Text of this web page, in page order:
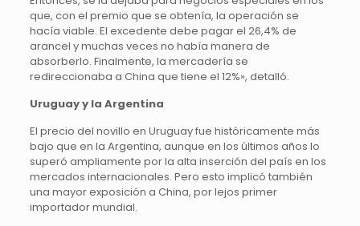
que, con el premio que se obtenía, la operación se
hacía viable. El excedente debe pagar el 26,4% de
arancel y muchas veces no había manera de
absorberlo. Finalmente, la mercadería se
redireccionaba a China que tiene el 12%», detalló.
Uruguay y la Argentina
El precio del novillo en Uruguay fue históricamente más
bajo que en la Argentina, aunque en los últimos años lo
superó ampliamente por la alta inserción del país en los
mercados internacionales. Pero esto implicó también
una mayor exposición a China, por lejos primer
importador mundial.